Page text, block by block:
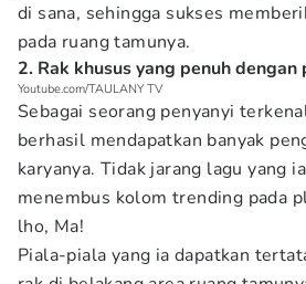
di sana, sehingga sukses
pada ruang tamunya.
2. Rak khusus yang penuh
Youtube.com/TAULANY TV
Sebagai seorang penyanyi
berhasil mendapatkan banyak
karyanya. Tidak jarang lagu yang
menembus kolom trending pada
lho, Ma!
Piala-piala yang ia dapatkan